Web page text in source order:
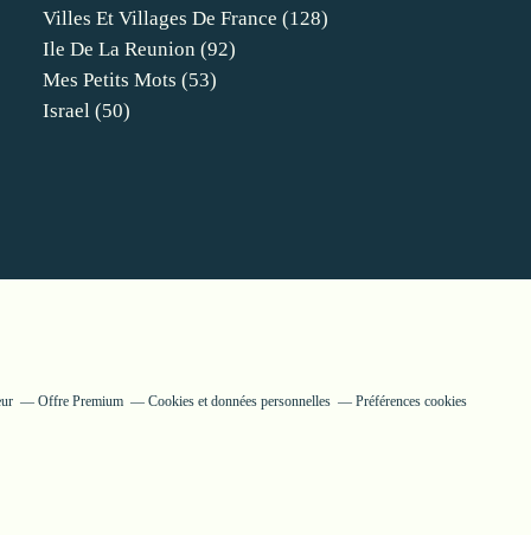
Villes Et Villages De France (128)
Ile De La Reunion (92)
Mes Petits Mots (53)
Israel (50)
Offre Premium Cookies et données personnelles Préférences cookies